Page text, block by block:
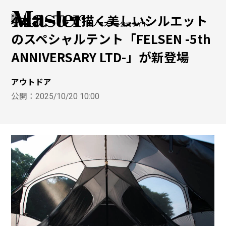
モノマスター公式サイト
4本ポールで描く美しいシルエット
のスペシャルテント「FELSEN -5th
ANNIVERSARY LTD-」が新登場
アウトドア
公開：2025/10/20 10:00